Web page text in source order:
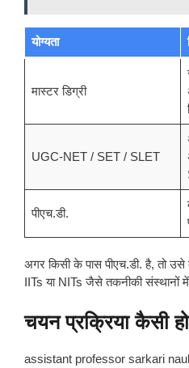
योग्यता
मास्टर डिग्री
UGC-NET / SET / SLET
पीएच.डी.
अगर किसी के पास पीएच.डी. है, तो
IITs या NITs जैसे तकनीकी संस्थानों में
चयन प्रक्रिया कैसी
assistant professor sarkari